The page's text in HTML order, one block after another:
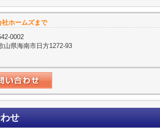
社ホームズまで
0002
山県海南市日方1272-93
せ